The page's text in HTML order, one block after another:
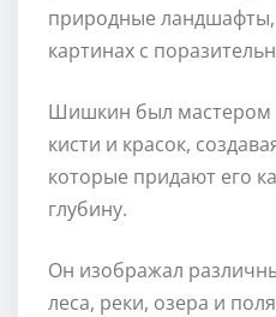
природные
картинах с
Шишкин был мастером
кисти и красок,
которые придают его
глубину.
Он изображал
леса, реки, озера и